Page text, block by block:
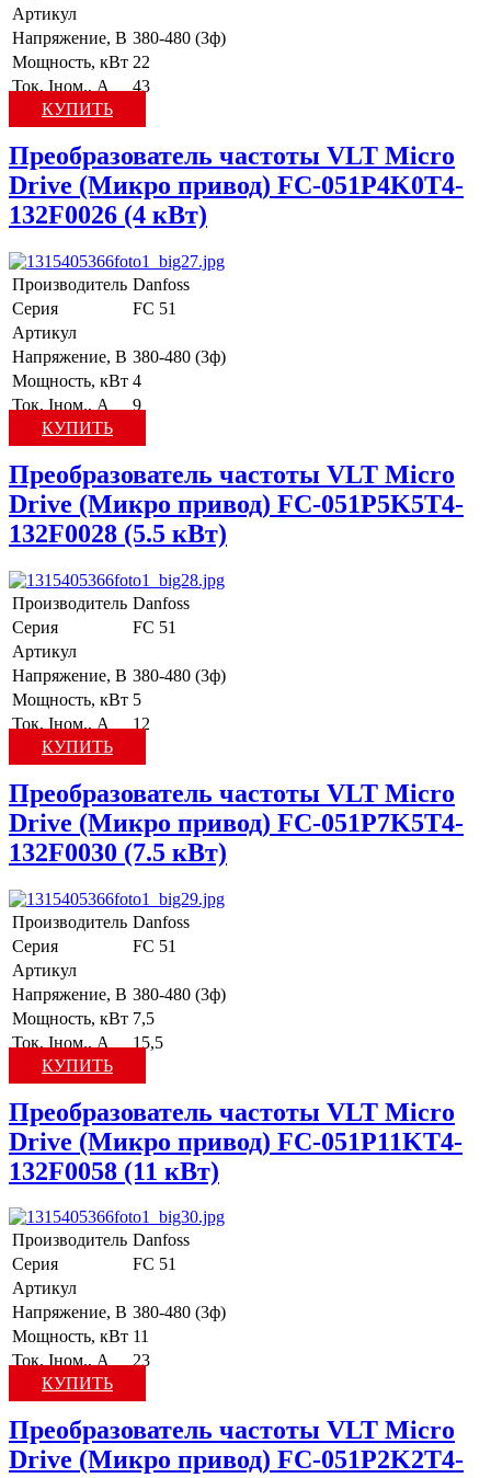
Артикул
Напряжение, В 380-480 (3ф)
Мощность, кВт 22
Ток, Iном., А
43
КУПИТЬ
Преобразователь частоты VLT Micro
Drive (Микро привод) FC-051P4K0T4-
132F0026 (4 кВт)
Производитель Danfoss
Серия
FC 51
Артикул
Напряжение, В 380-480 (3ф)
Мощность, кВт 4
Ток, Iном., А
9
КУПИТЬ
Преобразователь частоты VLT Micro
Drive (Микро привод) FC-051P5K5T4-
132F0028 (5.5 кВт)
Производитель Danfoss
Серия
FC 51
Артикул
Напряжение, В 380-480 (3ф)
Мощность, кВт 5
Ток, Iном., А
12
КУПИТЬ
Преобразователь частоты VLT Micro
Drive (Микро привод) FC-051P7K5T4-
132F0030 (7.5 кВт)
Производитель Danfoss
Серия
FC 51
Артикул
Напряжение, В 380-480 (3ф)
Мощность, кВт 7,5
Ток, Iном., А
15,5
КУПИТЬ
Преобразователь частоты VLT Micro
Drive (Микро привод) FC-051P11KT4-
132F0058 (11 кВт)
Производитель Danfoss
Серия
FC 51
Артикул
Напряжение, В 380-480 (3ф)
Мощность, кВт 11
Ток, Iном., А
23
КУПИТЬ
Преобразователь частоты VLT Micro
Drive (Микро привод) FC-051P2K2T4-